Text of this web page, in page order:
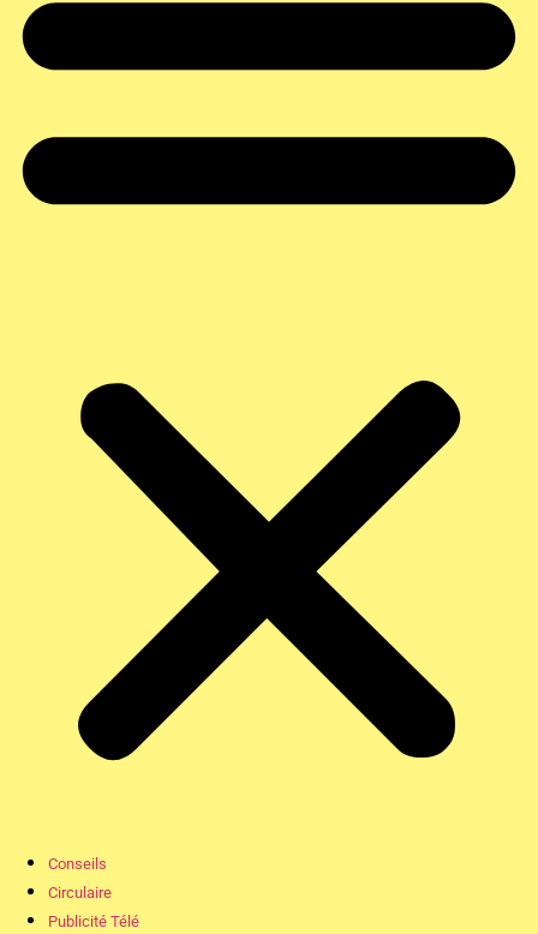
Conseils
Circulaire
Publicité Télé